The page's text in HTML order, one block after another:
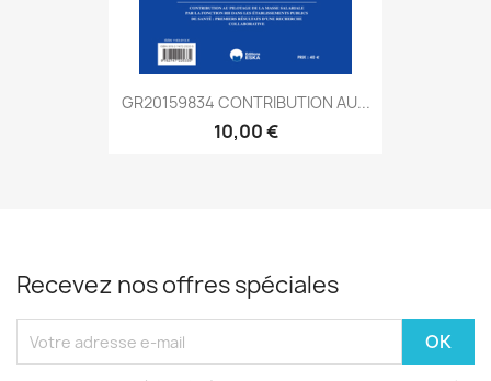
GR20159834 CONTRIBUTION AU...
10,00 €
Recevez nos offres spéciales